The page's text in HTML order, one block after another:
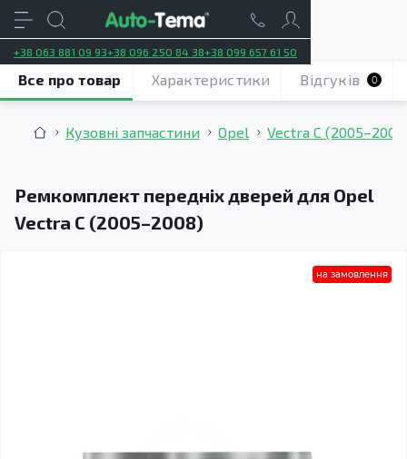
+38 063 881 09 93+38 096 250 84 38+38 099 657 61 50
Кузовні запчастини Opel Vectra C
Ремкомплект передніх дверей для Opel
Vectra C (2005–2008)
Все про товар Характеристики Відгуків 0
на замовлення